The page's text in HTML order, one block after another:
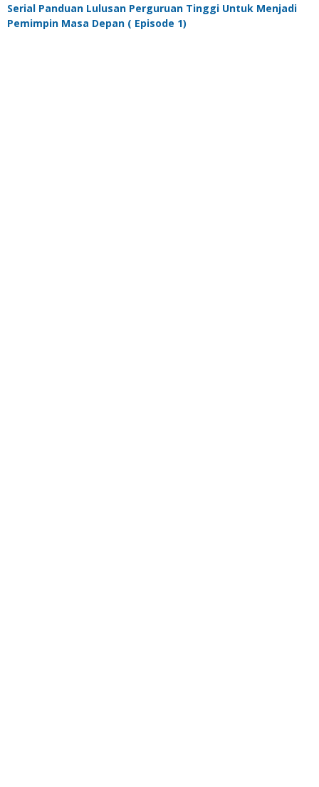
Serial Panduan Lulusan Perguruan Tinggi Untuk Menjadi
Pemimpin Masa Depan ( Episode 1)